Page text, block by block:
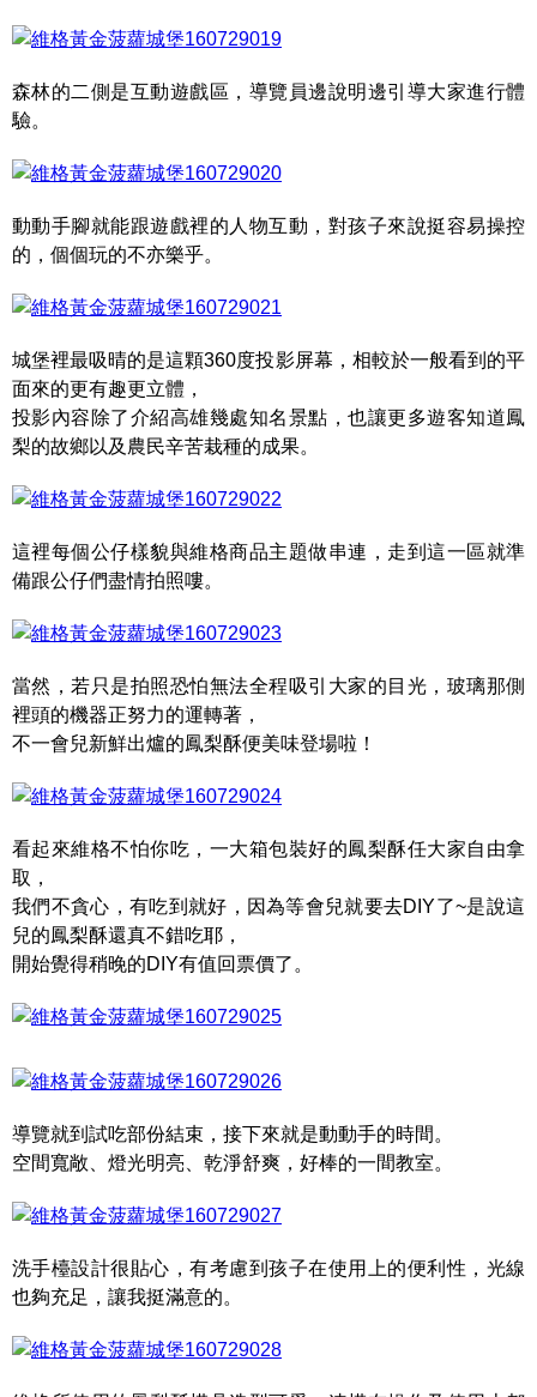
森林的二側是互動遊戲區，導覽員邊說明邊引導大家進行體
驗。
動動手腳就能跟遊戲裡的人物互動，對孩子來說挺容易操控
的，個個玩的不亦樂乎。
城堡裡最吸晴的是這顆360度投影屏幕，相較於一般看到的平
面來的更有趣更立體，
投影內容除了介紹高雄幾處知名景點，也讓更多遊客知道鳳
梨的故鄉以及農民辛苦栽種的成果。
這裡每個公仔樣貌與維格商品主題做串連，走到這一區就準
備跟公仔們盡情拍照嘍。
當然，若只是拍照恐怕無法全程吸引大家的目光，玻璃那側
裡頭的機器正努力的運轉著，
不一會兒新鮮出爐的鳳梨酥便美味登場啦！
看起來維格不怕你吃，一大箱包裝好的鳳梨酥任大家自由拿
取，
我們不貪心，有吃到就好，因為等會兒就要去DIY了~是說這
兒的鳳梨酥還真不錯吃耶，
開始覺得稍晚的DIY有值回票價了。
導覽就到試吃部份結束，接下來就是動動手的時間。
空間寬敞、燈光明亮、乾淨舒爽，好棒的一間教室。
洗手檯設計很貼心，有考慮到孩子在使用上的便利性，光線
也夠充足，讓我挺滿意的。